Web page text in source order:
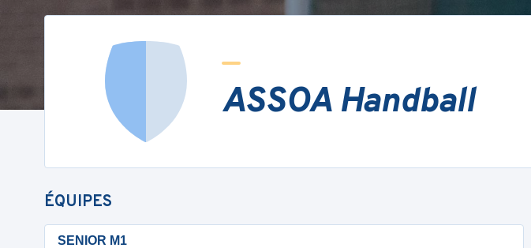
ASSOA Handball
ÉQUIPES
SENIOR M1